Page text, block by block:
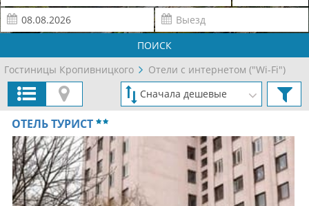
ПОИСК
Гостиницы Кропивницкого
Отели с интернетом ("Wi-Fi")
ОТЕЛЬ ТУРИСТ